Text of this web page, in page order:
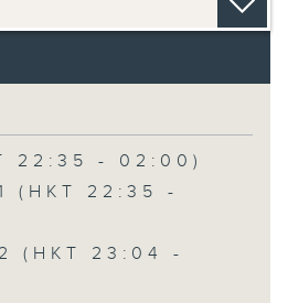
22:35 - 02:00)
(HKT 22:35 -
(HKT 23:04 -